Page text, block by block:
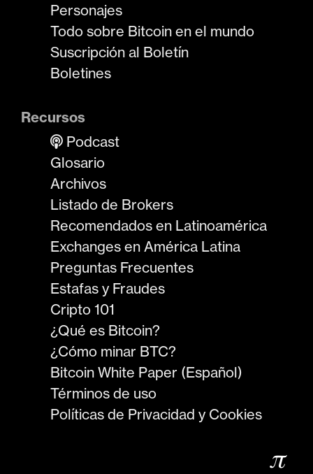
Personajes
Todo sobre Bitcoin en el mundo
Suscripción al Boletín
Boletines
Recursos
Podcast
Glosario
Archivos
Listado de Brokers
Recomendados en Latinoamérica
Exchanges en América Latina
Preguntas Frecuentes
Estafas y Fraudes
Cripto 101
¿Qué es Bitcoin?
¿Cómo minar BTC?
Bitcoin White Paper (Español)
Términos de uso
Políticas de Privacidad y Cookies
𝜋